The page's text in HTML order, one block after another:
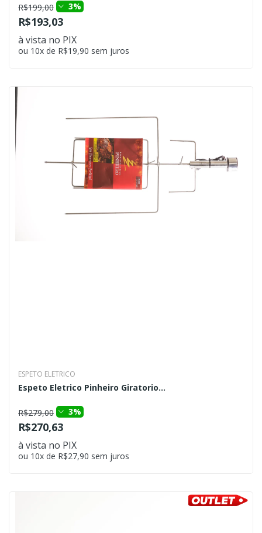
R$199,00 3%
R$193,03
à vista no PIX
ou 10x de R$19,90 sem juros
ESPETO ELETRICO
Espeto Eletrico Pinheiro Giratorio...
R$279,00 3%
R$270,63
à vista no PIX
ou 10x de R$27,90 sem juros